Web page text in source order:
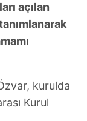
açılan
kurulda
Kurul